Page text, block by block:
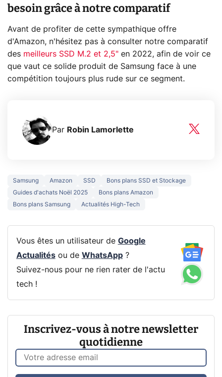
besoin grâce à notre comparatif
Avant de profiter de cette sympathique offre
d'Amazon, n'hésitez pas à consulter notre comparatif
des meilleurs SSD M.2 et 2,5" en 2022, afin de voir ce
que vaut ce solide produit de Samsung face à une
compétition toujours plus rude sur ce segment.
Par Robin Lamorlette
Samsung Amazon SSD
Bons plans SSD et Stockage
Guides d'achats Noël 2025
Bons plans Amazon
Bons plans Samsung
Actualités High-Tech
Vous êtes un utilisateur de Google
Actualitésou de WhatsApp?
Suivez-nous pour ne rien rater de l'actu
tech !
Inscrivez-vous à notre newsletter
quotidienne